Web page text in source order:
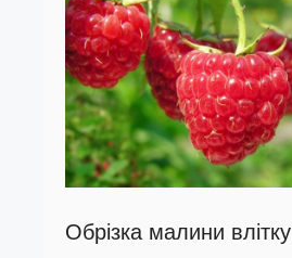
Обрізка малини влітку